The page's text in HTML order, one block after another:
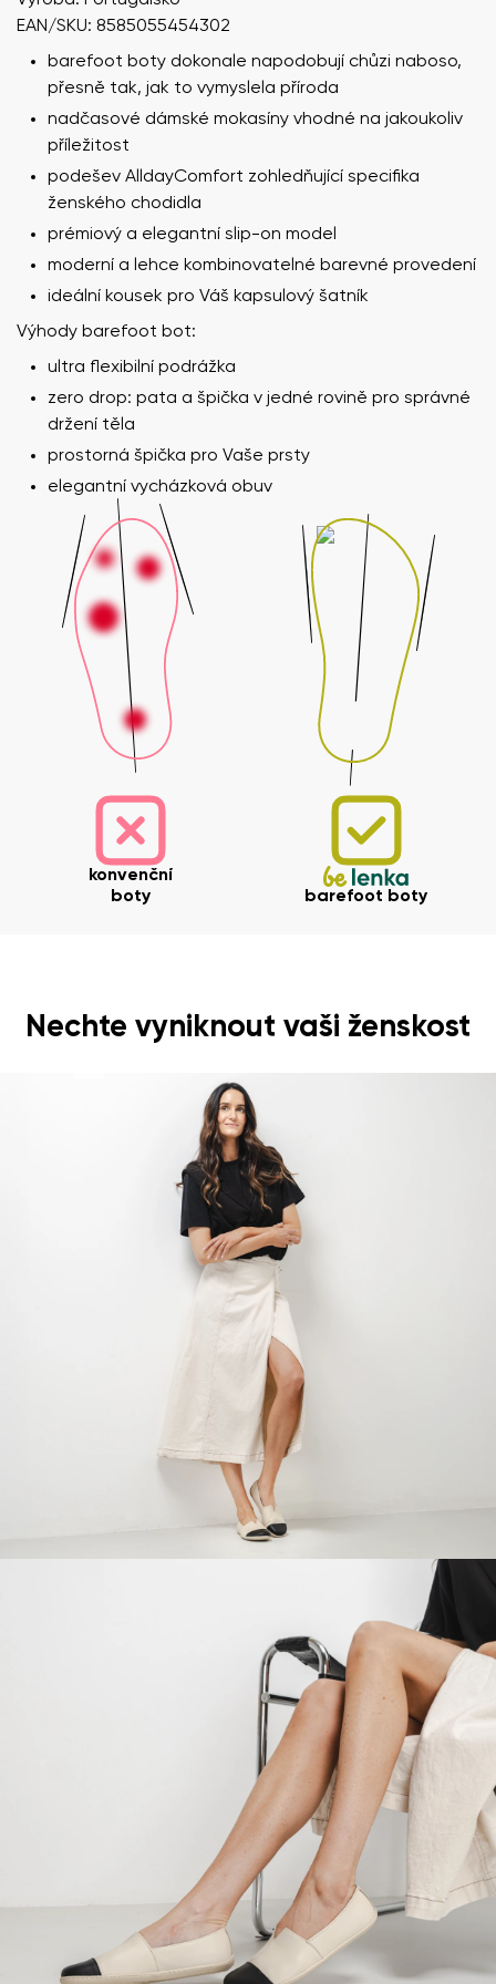
Vyberte zemi dodání
Vyberte jazyk
EAN/SKU: 8585055454302
barefoot boty dokonale napodobují chůzi naboso,
přesně tak, jak to vymyslela příroda
nadčasové dámské mokasíny vhodné na jakoukoliv
příležitost
podešev AlldayComfort zohledňující specifika
ženského chodidla
prémiový a elegantní slip-on model
moderní a lehce kombinovatelné barevné provedení
ideální kousek pro Váš kapsulový šatník
Výhody barefoot bot:
ultra flexibilní podrážka
zero drop: pata a špička v jedné rovině pro správné
držení těla
prostorná špička pro Vaše prsty
elegantní vycházková obuv
konvenční
boty
barefoot boty
Nechte vyniknout vaši ženskost
Otázka
Varianta
Textové hodnocení